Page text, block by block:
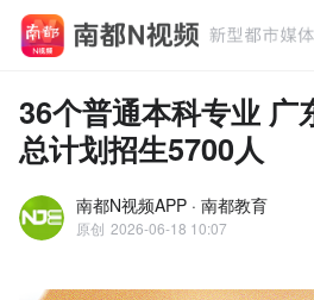
36个普通本科专业 广
总计划招生5700人
南都N视频APP · 南都教育
原创 2026-06-18 10:07